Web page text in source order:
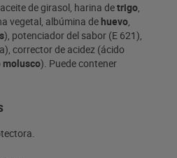
de girasol, harina detrigo,
vegetal, albúmina dehuevo,
), potenciador del sabor (E 621),
corrector de acidez (ácido
molusco). Puede contener